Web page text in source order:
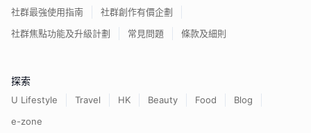
社群最強使用指南
社群創作有價企劃
社群焦點功能及升級計劃
常見問題 條款及細則
探索
U Lifestyle Travel HK Beauty Food
Blog
e-zone